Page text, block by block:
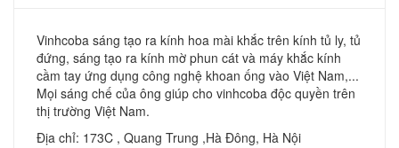
Vinhcoba sáng tạo ra kính hoa mài khắc trên kính tủ ly, tủ
đứng, sáng tạo ra kính mờ phun cát và máy khắc kính
cầm tay ứng dụng công nghệ khoan ống vào Việt Nam,...
Mọi sáng chế của ông giúp cho vinhcoba độc quyền trên
thị trường Việt Nam.
Địa chỉ: 173C , Quang Trung ,Hà Đông, Hà Nội